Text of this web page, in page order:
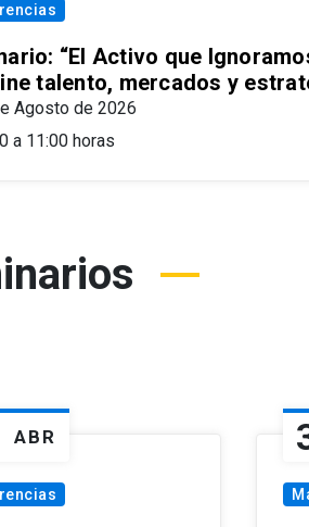
“El Activo que
talento, mercados y
Agosto de 2026
a 11:00 horas
ABR